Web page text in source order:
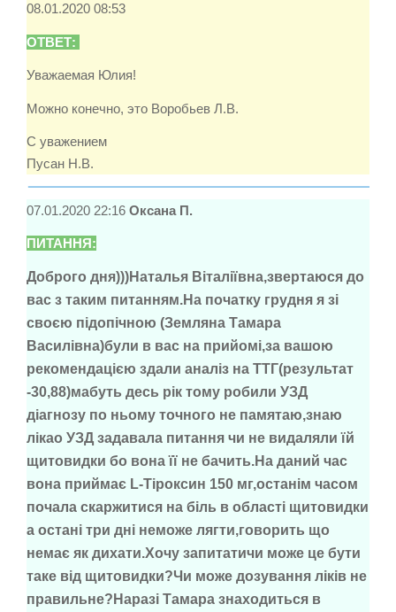
08.01.2020 08:53
ОТВЕТ:
Уважаемая Юлия!
Можно конечно, это Воробьев Л.В.
С уважением
Пусан Н.В.
07.01.2020 22:16 Оксана П.
ПИТАННЯ:
Доброго дня)))Наталья Віталіївна,звертаюся до
вас з таким питанням.На початку грудня я зі
своєю підопічною (Земляна Тамара
Василівна)були в вас на прийомі,за вашою
рекомендацією здали аналіз на ТТГ(результат
-30,88)мабуть десь рік тому робили УЗД
діагнозу по ньому точного не памятаю,знаю
лікао УЗД задавала питання чи не видаляли їй
щитовидки бо вона її не бачить.На даний час
вона приймає L-Тіроксин 150 мг,останім часом
почала скаржитися на біль в області щитовидки
а остані три дні неможе лягти,говорить що
немає як дихати.Хочу запитатичи може це бути
таке від щитовидки?Чи може дозування ліків не
правильне?Наразі Тамара знаходиться в